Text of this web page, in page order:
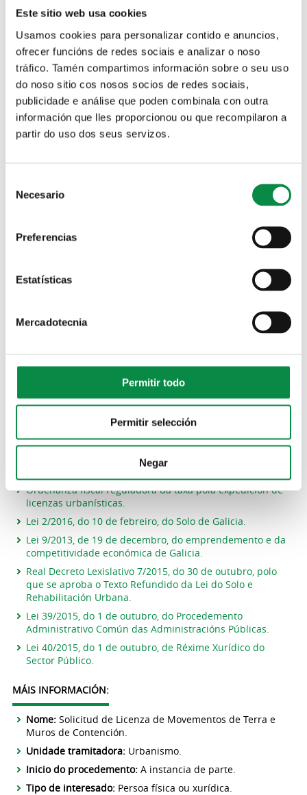
Este sitio web usa cookies
Usamos cookies para personalizar contido e anuncios,
ofrecer funcións de redes sociais e analizar o noso
tráfico. Tamén compartimos información sobre o seu uso
do noso sitio cos nosos socios de redes sociais,
publicidade e análise que poden combinala con outra
información que lles proporcionou ou que recompilaron a
partir do uso dos seus servizos.
Selection
Necesario
Preferencias
Estatísticas
Mercadotecnia
Permitir todo
Permitir selección
Negar
licenza de movementos de terra e muros de contención.
COMO E ONDE FACER O PROCESO:
Preferentemente de forma telemática a través do botón
"Iniciar trámite" daSede electrónica. Se o interesado non
utiliza a sede electrónica, poderá descargar o impreso ou
impresos dende esta páxina ou acudir ao rexistro do
Concello, onde lle facilitarán o dito impreso/s
normalizado/s para presentar.
Solicitude de licenza de movementos de terra e muros de
Proxecto Técnico (Básico e/ou de Execución), visado polo
correspondente Colexio Profesional.
ou terreo (no seu caso).
Orzamento desagregado das actuacións a realizar, con
custo da man de obra.
Proxecto sobre infraestruturas comúns nos edificios para
Autorizacións sectoriais previas preceptivas.
NORMATIVA APLICABLE:
Plan Xeral de Ordenación Municipal.
Ordenanza fiscal reguladora do imposto sobre
construcións, instalacións e obras.
Ordenanza fiscal reguladora da taxa pola expedición de
licenzas urbanísticas.
Lei 2/2016, do 10 de febreiro, do Solo de Galicia.
Lei 9/2013, de 19 de decembro, do emprendemento e da
competitividade económica de Galicia.
Real Decreto Lexislativo 7/2015, do 30 de outubro, polo
que se aproba o Texto Refundido da Lei do Solo e
Rehabilitación Urbana.
Lei 39/2015, do 1 de outubro, do Procedemento
Administrativo Común das Administracións Públicas.
Lei 40/2015, do 1 de outubro, de Réxime Xurídico do
Sector Público.
MÁIS INFORMACIÓN:
Nome:Solicitud de Licenza de Movementos de Terra e
Muros de Contención.
Unidade tramitadora:Urbanismo.
Inicio do procedemento:A instancia de parte.
Tipo de interesado:Persoa física ou xurídica.